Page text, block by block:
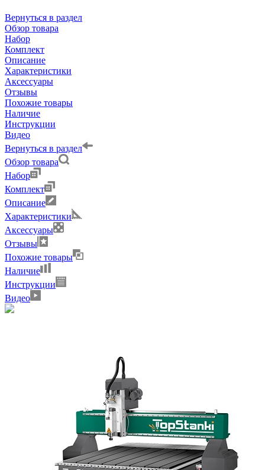
Вернуться в раздел
Обзор товара
Набор
Комплект
Описание
Характеристики
Аксессуары
Отзывы
Похожие товары
Наличие
Инструкции
Видео
Вернуться в раздел
Обзор товара
Набор
Комплект
Описание
Характеристики
Аксессуары
Отзывы
Похожие товары
Наличие
Инструкции
Видео